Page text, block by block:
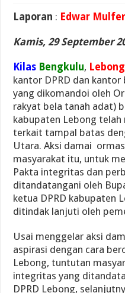
Laporan : Edwar
Kamis, 29 September
Kilas Bengkulu, Lebong
kantor DPRD dan
yang dikomandoi oleh
rakyat bela tanah adat)
kabupaten Lebong telah
terkait tampal batas
Utara. Aksi damai ormas
masyarakat itu, untuk
Pakta integritas dan
ditandatangani oleh
ketua DPRD kabupaten
ditindak lanjuti oleh
Usai menggelar aksi
aspirasi dengan cara
Lebong, tuntutan
integritas yang
DPRD Lebong,